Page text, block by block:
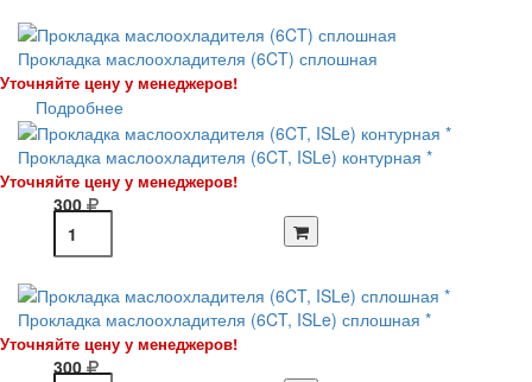
Прокладка маслоохладителя (6CT) сплошная
Уточняйте цену у менеджеров!
Подробнее
Прокладка маслоохладителя (6CT, ISLe) контурная *
Уточняйте цену у менеджеров!
300
Прокладка маслоохладителя (6CT, ISLe) сплошная *
Уточняйте цену у менеджеров!
300